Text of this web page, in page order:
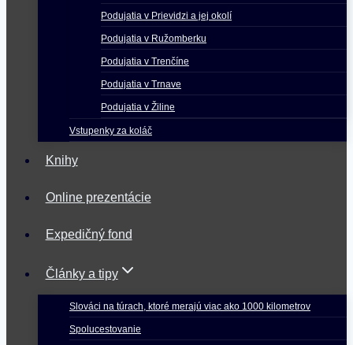
Podujatia v Prievidzi a jej okolí
Podujatia v Ružomberku
Podujatia v Trenčíne
Podujatia v Trnave
Podujatia v Žiline
Vstupenky za koláč
Knihy
Online prezentácie
Expedičný fond
Články a tipy
Slováci na túrach, ktoré merajú viac ako 1000 kilometrov
Spolucestovanie